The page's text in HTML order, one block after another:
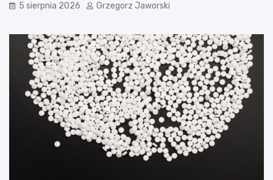
5 sierpnia 2026 Grzegorz Jaworski